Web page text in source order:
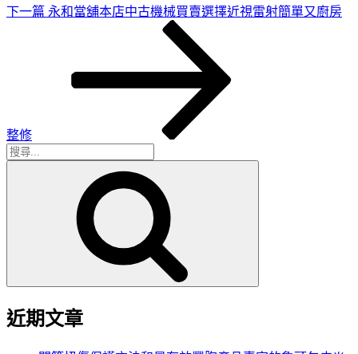
下
下一篇 永和當舖本店中古機械買賣選擇近視雷射簡單又廚房
整修
搜
近期文章